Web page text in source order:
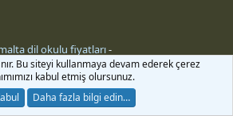
dil okulu fiyatları-
Bu siteyi kullanmaya devam ederek çerez
kabul etmiş olursunuz.
Daha fazla bilgi edin…